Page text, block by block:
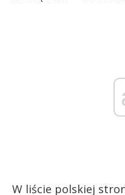
W liście polskiej